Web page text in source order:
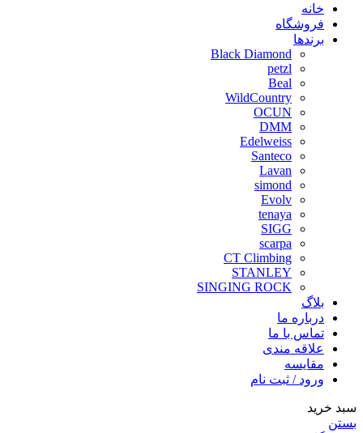
خانه
فروشگاه
برندها
Black Diamond
petzl
Beal
WildCountry
OCUN
DMM
Edelweiss
Santeco
Lavan
simond
Evolv
tenaya
SIGG
scarpa
CT Climbing
STANLEY
SINGING ROCK
بلاگ
درباره ما
تماس با ما
علاقه مندی
مقايسه
ورود / ثبت نام
سبد خرید
بستن